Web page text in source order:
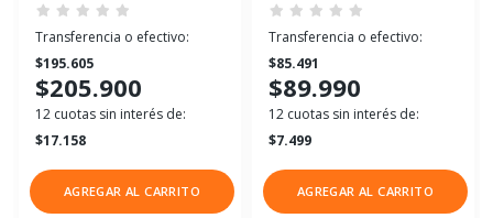
Transferencia o efectivo:
$195.605
$205.900
12 cuotas sin interés de:
$17.158
AGREGAR AL CARRITO
Transferencia o efectivo:
$85.491
$89.990
12 cuotas sin interés de:
$7.499
AGREGAR AL CARRITO